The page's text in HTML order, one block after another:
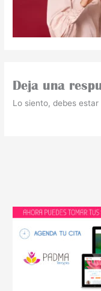
Deja una
Lo siento, debes estar